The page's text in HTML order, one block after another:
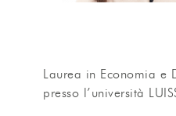
Laurea in Economia e
presso l’università